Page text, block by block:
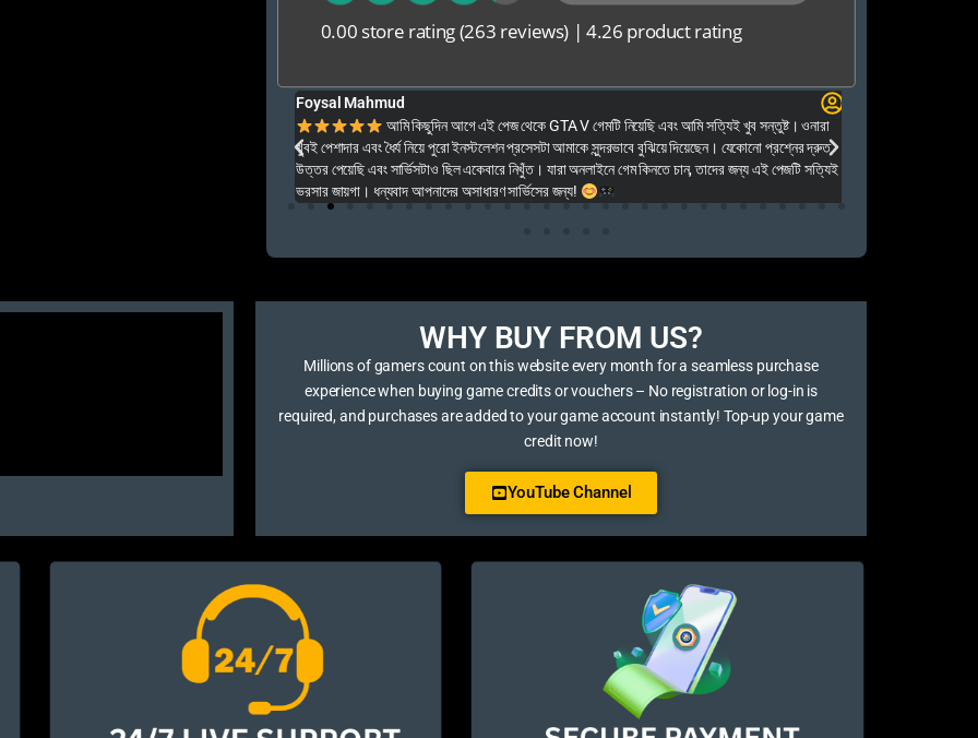
0.00 store rating(263 reviews) |4.26 product rating
Foysal Mahmud
আমি কিছুদিন আগে এই পেজ থেকে GTA V গেমটি নিয়েছি এবং আমি সত্যিই খুব সন্তুষ্ট। ওনারা
খুবই পেশাদার এবং ধৈর্য নিয়ে পুরো ইনস্টলেশন প্রসেসটা আমাকে সুন্দরভাবে বুঝিয়ে দিয়েছেন। যেকোনো প্রশ্নের দ্রুত
উত্তর পেয়েছি এবং সার্ভিসটাও ছিল একেবারে নিখুঁত। যারা অনলাইনে গেম কিনতে চান, তাদের জন্য এই পেজটি সত্যিই
ভরসার জায়গা। ধন্যবাদ আপনাদের অসাধারণ সার্ভিসের জন্য!
WHY BUY FROM US?​
Millions of gamers count on this website every month for a seamless purchase
experience when buying game credits or vouchers – No registration or log-in is
required, and purchases are added to your game account instantly! Top-up your game
credit now!
YouTube Channel